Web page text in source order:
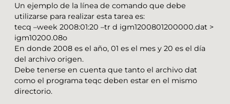
Un ejemplo de la línea de comando que debe
utilizarse para realizar esta tarea es:
tecq –week 2008:01:20 –tr d igm1200801200000.dat >
igm10200.08o
En donde 2008 es el año, 01 es el mes y 20 es el día
del archivo origen.
Debe tenerse en cuenta que tanto el archivo dat
como el programa teqc deben estar en el mismo
directorio.